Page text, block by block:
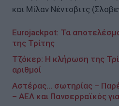
και Μίλαν Νέντοβιτς
Eurojackpot: Τα
της Τρίτης
Τζόκερ: Η κλήρωση της
αριθμοί
Αστέρας… σωτηρίας –
– ΑΕΛ και Πανσερραϊκός